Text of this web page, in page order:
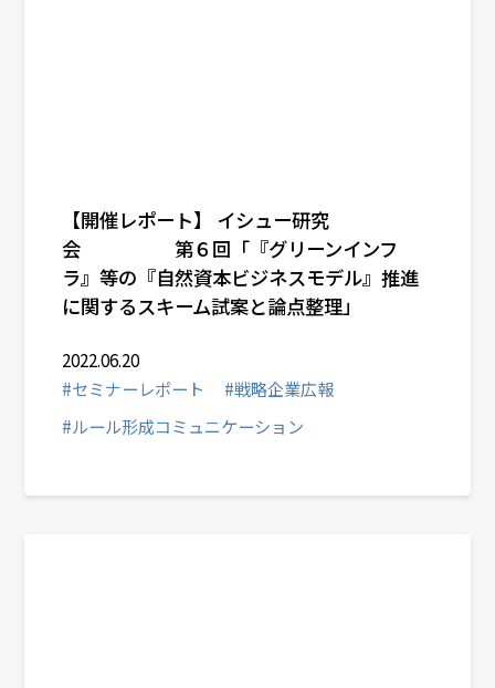
【開催レポート】 イシュー研究
会 第６回「『グリーンインフ
ラ』等の『自然資本ビジネスモデル』推進
に関するスキーム試案と論点整理」
2022.06.20
#セミナーレポート
#戦略企業広報
#ルール形成コミュニケーション